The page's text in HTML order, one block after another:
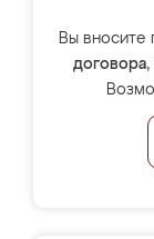
Вы вносите
договора,